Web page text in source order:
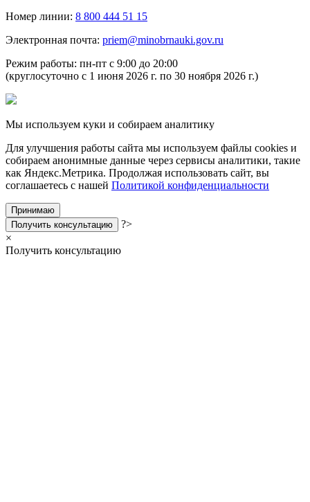
Номер линии: 8 800 444 51 15
Электронная почта: priem@minobrnauki.gov.ru
Режим работы: пн-пт с 9:00 до 20:00
(круглосуточно с 1 июня 2026 г. по 30 ноября 2026 г.)
Мы используем куки и собираем аналитику
Для улучшения работы сайта мы используем файлы cookies и
собираем анонимные данные через сервисы аналитики, такие
как Яндекс.Метрика. Продолжая использовать сайт, вы
соглашаетесь с нашей Политикой конфиденциальности
Принимаю
Получить консультацию
?>
×
Получить консультацию